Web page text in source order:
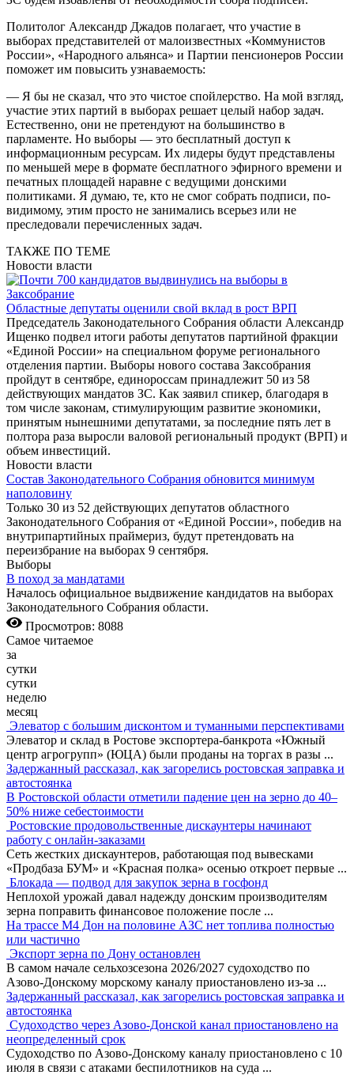
Политолог Александр Джадов полагает, что участие в
выборах представителей от малоизвестных «Коммунистов
России», «Народного альянса» и Партии пенсионеров России
поможет им повысить узнаваемость:
— Я бы не сказал, что это чистое спойлерство. На мой взгляд,
участие этих партий в выборах решает целый набор задач.
Естественно, они не претендуют на большинство в
парламенте. Но выборы — это бесплатный доступ к
информационным ресурсам. Их лидеры будут представлены
по меньшей мере в формате бесплатного эфирного времени и
печатных площадей наравне с ведущими донскими
политиками. Я думаю, те, кто не смог собрать подписи, по-
видимому, этим просто не занимались всерьез или не
преследовали перечисленных задач.
ТАКЖЕ ПО ТЕМЕ
Новости власти
Областные депутаты оценили свой вклад в рост ВРП
Председатель Законодательного Собрания области Александр
Ищенко подвел итоги работы депутатов партийной фракции
«Единой России» на специальном форуме регионального
отделения партии. Выборы нового состава Заксобрания
пройдут в сентябре, единороссам принадлежит 50 из 58
действующих мандатов ЗС. Как заявил спикер, благодаря в
том числе законам, стимулирующим развитие экономики,
принятым нынешними депутатами, за последние пять лет в
полтора раза выросли валовой региональный продукт (ВРП) и
объем инвестиций.
Новости власти
Состав Законодательного Собрания обновится минимум
наполовину
Только 30 из 52 действующих депутатов областного
Законодательного Собрания от «Единой России», победив на
внутрипартийных праймериз, будут претендовать на
переизбрание на выборах 9 сентября.
Выборы
В поход за мандатами
Началось официальное выдвижение кандидатов на выборах
Законодательного Собрания области.
Просмотров: 8088
Самое читаемое
за
сутки
сутки
неделю
месяц
Элеватор с большим дисконтом и туманными перспективами
Элеватор и склад в Ростове экспортера-банкрота «Южный
центр агрогрупп» (ЮЦА) были проданы на торгах в разы ...
Задержанный рассказал, как загорелись ростовская заправка и
автостоянка
В Ростовской области отметили падение цен на зерно до 40–
50% ниже себестоимости
Ростовские продовольственные дискаунтеры начинают
работу с онлайн-заказами
Сеть жестких дискаунтеров, работающая под вывесками
«Продбаза БУМ» и «Красная полка» осенью откроет первые ...
Блокада — подвод для закупок зерна в госфонд
Неплохой урожай давал надежду донским производителям
зерна поправить финансовое положение после ...
На трассе М4 Дон на половине АЗС нет топлива полностью
или частично
Экспорт зерна по Дону остановлен
В самом начале сельхозсезона 2026/2027 судоходство по
Азово-Донскому морскому каналу приостановлено из-за ...
Задержанный рассказал, как загорелись ростовская заправка и
автостоянка
Судоходство через Азово-Донской канал приостановлено на
неопределенный срок
Судоходство по Азово-Донскому каналу приостановлено с 10
июля в связи с атаками беспилотников на суда ...